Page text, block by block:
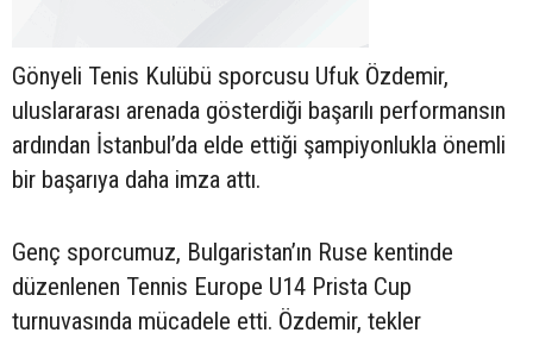
Gönyeli Tenis Kulübü sporcusu Ufuk Özdemir,
uluslararası arenada gösterdiği başarılı performansın
ardından İstanbul’da elde ettiği şampiyonlukla önemli
bir başarıya daha imza attı.
Genç sporcumuz, Bulgaristan’ın Ruse kentinde
düzenlenen Tennis Europe U14 Prista Cup
turnuvasında mücadele etti. Özdemir, tekler